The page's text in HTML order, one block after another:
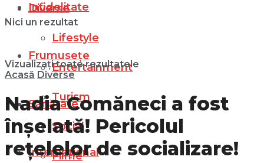
Diverse
Lifestyle
Entertainment
Turism
Social
Filme
Infidelitate
Frumusețe
Sănătate
Internațional
Nici un rezultat
Vizualizați toate rezultatele
Acasă Diverse
Nadia Comăneci a fost
înșelată! Pericolul
rețelelor de socializare!